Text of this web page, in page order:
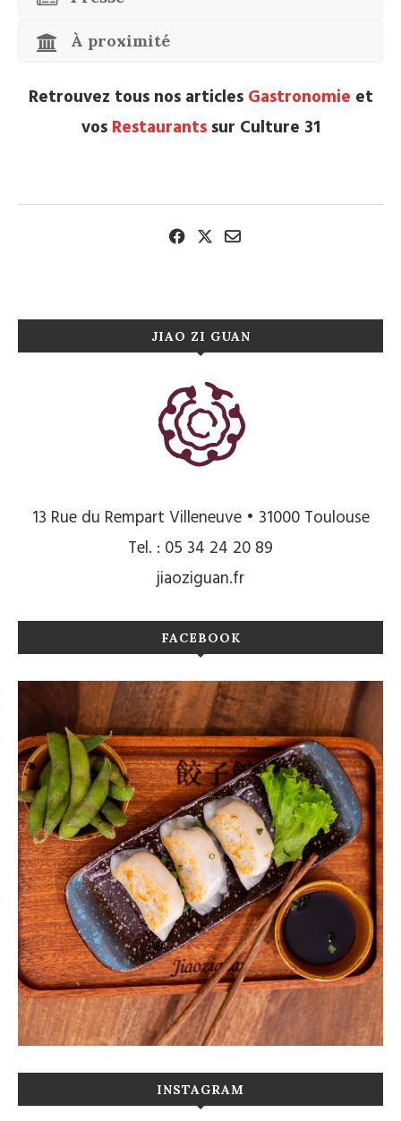
À proximité
Retrouvez tous nos articles Gastronomie et
vos Restaurantssur Culture 31
JIAO ZI GUAN
13 Rue du Rempart Villeneuve • 31000 Toulouse
Tel. : 05 34 24 20 89
jiaoziguan.fr
FACEBOOK
INSTAGRAM